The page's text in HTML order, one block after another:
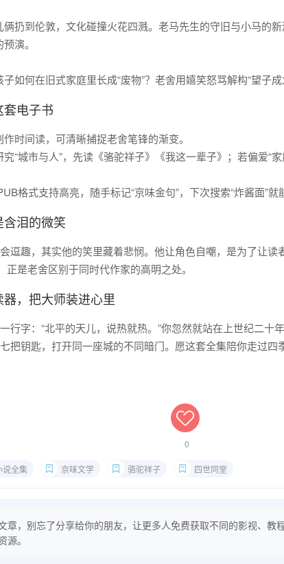
俩扔到伦敦，文化碰撞火花四溅。老马先生的守旧与小马的
演。
如何在旧式家庭里长成“废物”？老舍用嬉笑怒骂解构“望子
电子书
作时间读，可清晰捕捉老舍笔锋的渐变。
究“城市与人”，先读《骆驼祥子》《我这一辈子》；若偏爱“
格式支持高亮，随手标记“京味金句”，下次搜索“炸酱面”就
泪的微笑
逗趣，其实他的笑里藏着悲悯。他让角色自嘲，是为了让读
正是老舍区别于同时代作家的高明之处。
，把大师装进心里
行字：“北平的天儿，说热就热。”你忽然就站在上世纪二十
把钥匙，打开同一座城的不同暗门。愿这套全集陪你走过四
0
说全集 京味文学 骆驼祥子 四世同堂
章，别忘了分享给你的朋友，让更多人免费获取不同的影视、教
源。